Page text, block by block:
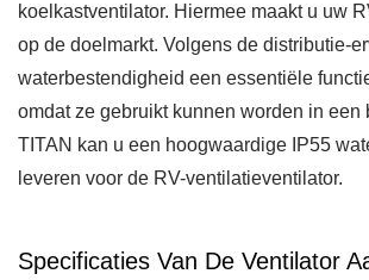
koelkastventilator. Hiermee maakt u uw
op de doelmarkt. Volgens de distributie-
waterbestendigheid een essentiële
omdat ze gebruikt kunnen worden in een
TITAN kan u een hoogwaardige IP55
leveren voor de RV-ventilatieventilator.
Specificaties Van De Ventilator